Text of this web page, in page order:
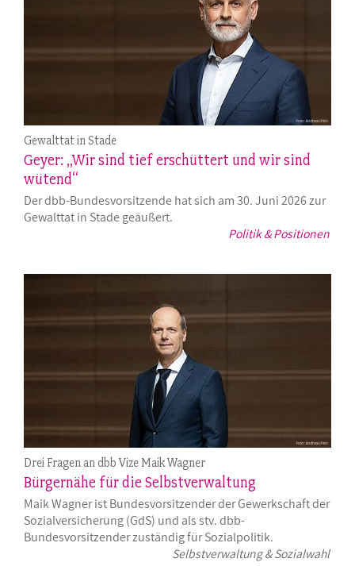
Politik & Positionen
Gewalttat in Stade
Geyer: „Wir sind tief erschüttert und wir sind
wütend“
Der dbb-Bundesvorsitzende hat sich am 30. Juni 2026 zur
Gewalttat in Stade geäußert.
Selbstverwaltung & Sozialwahl
Drei Fragen an dbb Vize Maik Wagner
Bürgernähe für die Selbstverwaltung
Maik Wagner ist Bundesvorsitzender der Gewerkschaft der
Sozialversicherung (GdS) und als stv. dbb-
Bundesvorsitzender zuständig für Sozialpolitik.